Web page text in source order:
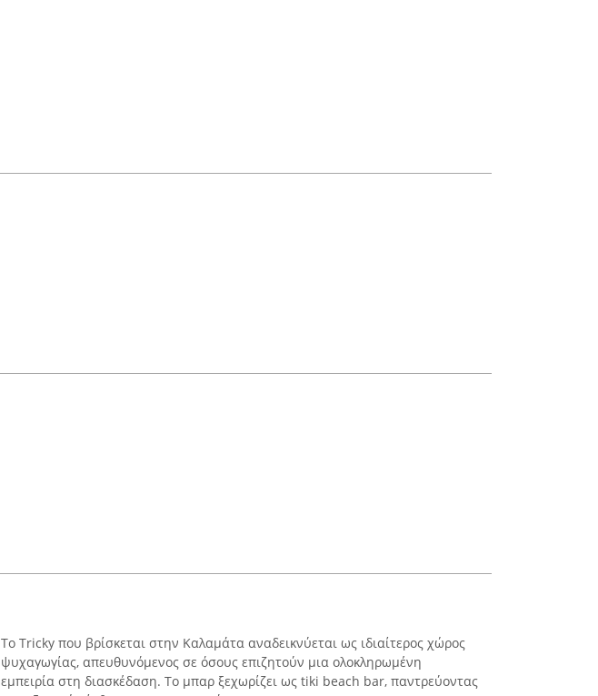
Το Tricky που βρίσκεται στην Καλαμάτα αναδεικνύεται ως ιδιαίτερος χώρος
ψυχαγωγίας, απευθυνόμενος σε όσους επιζητούν μια ολοκληρωμένη
εμπειρία στη διασκέδαση. Το μπαρ ξεχωρίζει ως tiki beach bar, παντρεύοντας